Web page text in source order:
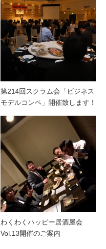
第214回スクラム会「ビジネス
モデルコンペ」開催致します！
わくわくハッピー居酒屋会
Vol.13開催のご案内